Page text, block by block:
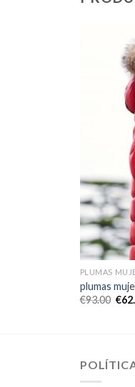
PLUMAS
plumas
€93.00 €